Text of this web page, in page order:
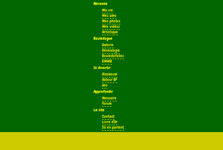
Néronne
Ma vie
Mes amis
Mes photos
Mes vidéos
Artistique
Bouledogue
Galerie
Généalogie
Bouledofolies
EMMB
Se divertir
Dicoboule
Acteur BF
Jeu
Approfondir
Annuaire
Forum
Le site
Contact
Livre d'Or
Ils en parlent